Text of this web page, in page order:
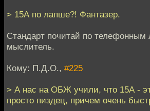
> 15А по лапше?! Фантазер.
Стандарт почитай по телефонным
мыслитель.
Кому: П.Д.О., #225
> А нас на ОБЖ учили, что 15А -
просто пиздец, причем очень